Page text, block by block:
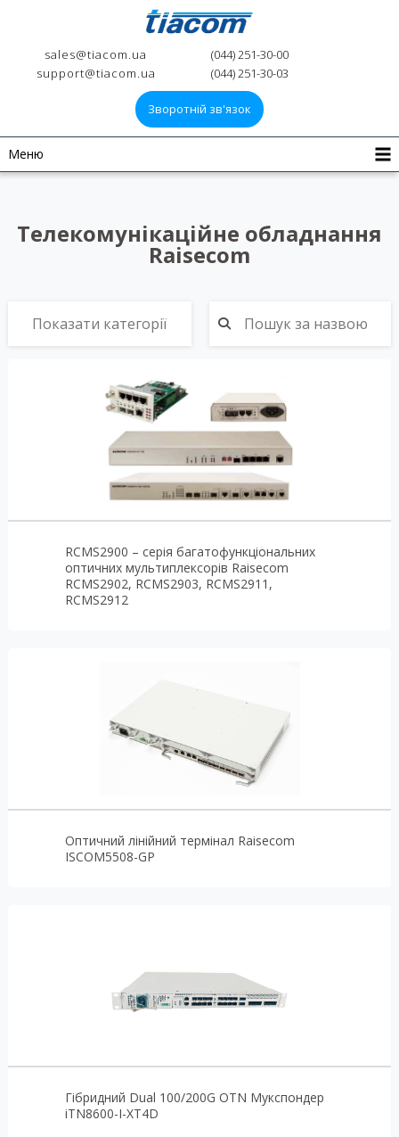
sales@tiacom.ua
support@tiacom.ua
(044) 251-30-00
(044) 251-30-03
Зворотній зв'язок
Меню
Телекомунікаційне обладнання
Raisecom
Показати категорії
RCMS2900 – серія багатофункціональних
оптичних мультиплексорів Raisecom
RCMS2902, RCMS2903, RCMS2911,
RCMS2912
Оптичний лінійний термінал Raisecom
ISCOM5508-GP
Гібридний Dual 100/200G OTN Мукспондер
iTN8600-I-XT4D